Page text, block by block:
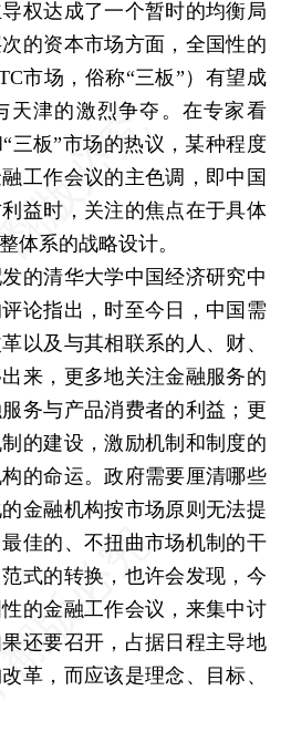
权达成了一个暂时的均衡局
的资本市场方面，全国性的
市场，俗称“三板”）有望成
天津的激烈争夺。在专家看
三板”市场的热议，某种程度
工作会议的主色调，即中国
益时，关注的焦点在于具体
体系的战略设计。
清华大学中国经济研究中
论指出，时至今日，中国需
以及与其相联系的人、财、
来，更多地关注金融服务的
务与产品消费者的利益；更
的建设，激励机制和制度的
的命运。政府需要厘清哪些
金融机构按市场原则无法提
佳的、不扭曲市场机制的干
式的转换，也许会发现，今
的金融工作会议，来集中讨
还要召开，占据日程主导地
革，而应该是理念、目标、